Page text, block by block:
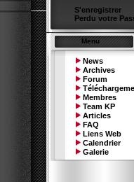
S'enregistrer
Perdu votre
Menu
News
Archives
Forum
Membres
Team KP
Articles
FAQ
Liens Web
Calendrier
Galerie